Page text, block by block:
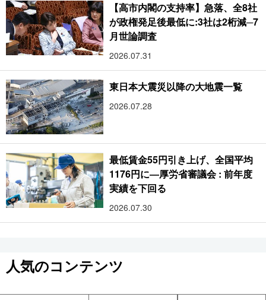
【高市内閣の支持率】急落、全8社
が政権発足後最低に:3社は2桁減─7
月世論調査
2026.07.31
東日本大震災以降の大地震一覧
2026.07.28
最低賃金55円引き上げ、全国平均
1176円に―厚労省審議会 : 前年度
実績を下回る
2026.07.30
人気のコンテンツ